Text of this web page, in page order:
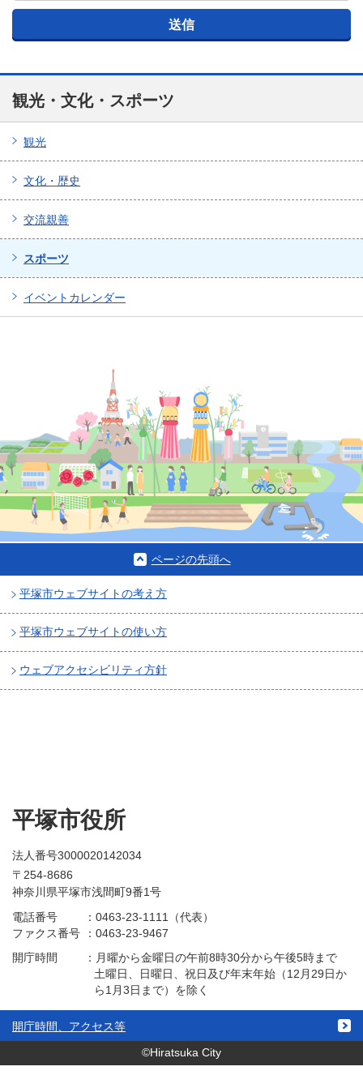
観光・文化・スポーツ
観光
文化・歴史
交流親善
スポーツ
イベントカレンダー
ページの先頭へ
平塚市ウェブサイトの考え方
平塚市ウェブサイトの使い方
ウェブアクセシビリティ方針
平塚市役所
法人番号3000020142034
〒254-8686
神奈川県平塚市浅間町9番1号
電話番号
：0463-23-1111（代表）
ファクス番号
：0463-23-9467
開庁時間
： 月曜から金曜日の午前8時30分から午後5時まで
土曜日、日曜日、祝日及び年末年始（12月29日か
ら1月3日まで）を除く
開庁時間、アクセス等
©Hiratsuka City